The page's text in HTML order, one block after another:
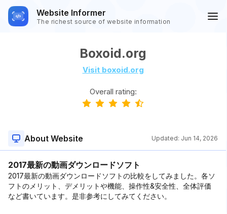
Website Informer
The richest source of website information
Boxoid.org
Visit boxoid.org
Overall rating:
About Website Updated: Jun 14, 2026
2017最新の動画ダウンロードソフト
2017最新の動画ダウンロードソフトの比較をしてみました。各ソ
フトのメリット、デメリットや機能、操作性&安全性、全体評価
など書いています。是非参考にしてみてください。